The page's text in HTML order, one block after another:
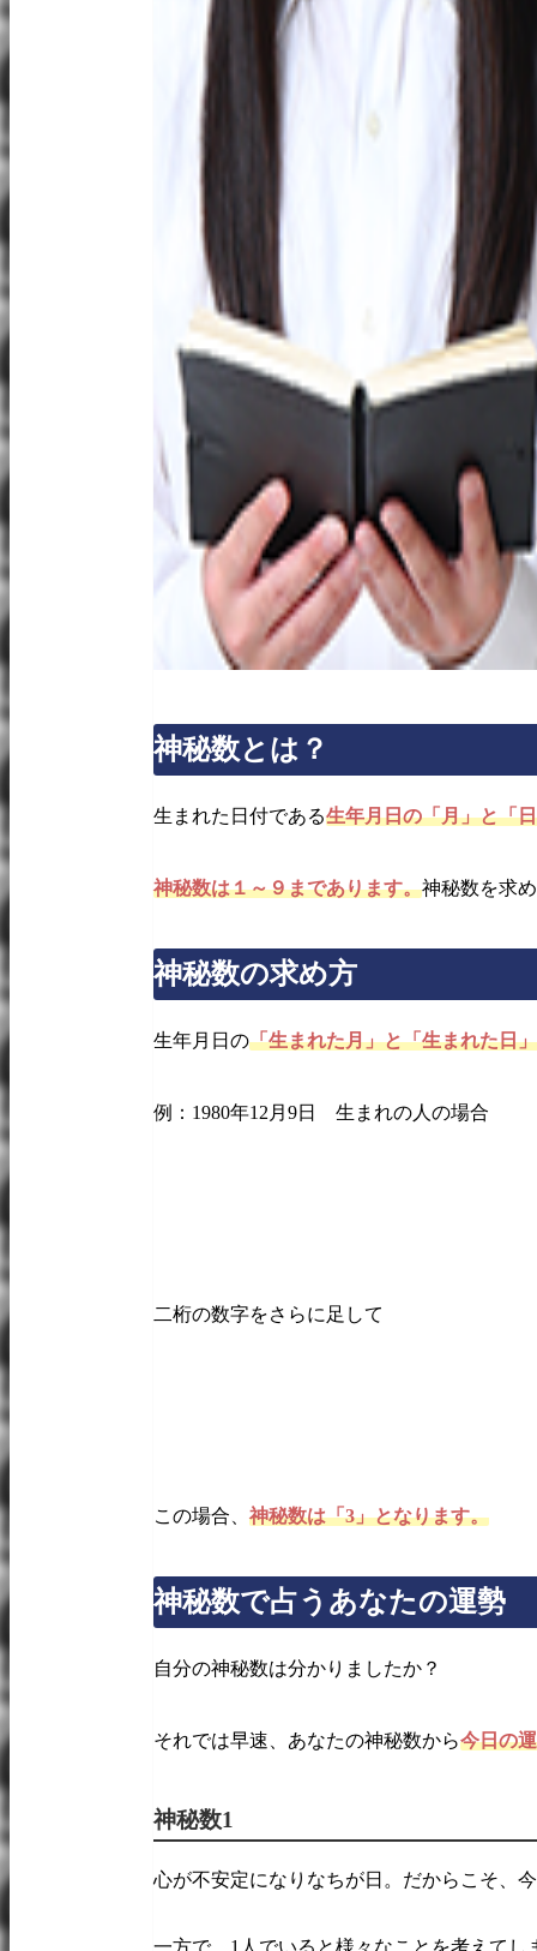
神秘数とは？
生まれた日付である生年月日の「月」と「
神秘数は１～９まであります。神秘数を求
神秘数の求め方
生年月日の「生まれた月」と「生まれた日
例：1980年12月9日 生まれの人の場合
二桁の数字をさらに足して
この場合、 神秘数は「3」となります。
神秘数で占うあなたの運勢
自分の神秘数は分かりましたか？
それでは早速、あなたの神秘数から今日の
神秘数1
心が不安定になりなちが日。だからこそ、